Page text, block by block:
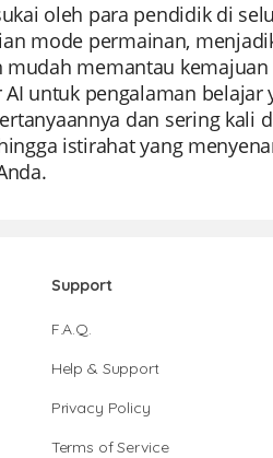
oleh para pendidik di
mode permainan,
memantau kemajuan
untuk pengalaman belajar
dan sering kali
istirahat yang
Support
F.A.Q.
Help & Support
Privacy Policy
Terms of Service